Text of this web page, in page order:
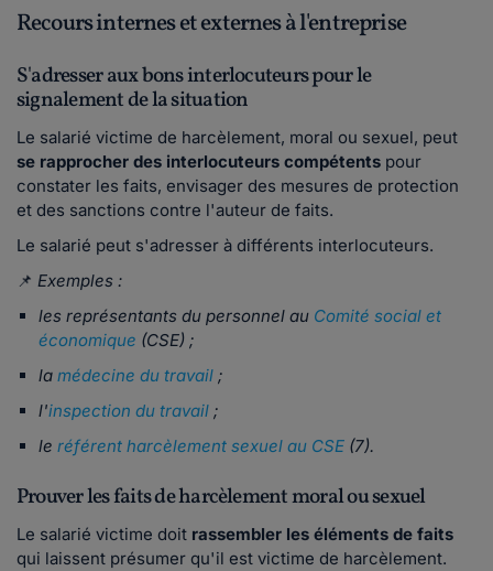
Recours internes et externes à l'entreprise
S'adresser aux bons interlocuteurs pour le
signalement de la situation
Le salarié victime de harcèlement, moral ou sexuel, peut
se rapprocher des interlocuteurs compétents pour
constater les faits, envisager des mesures de protection
et des sanctions contre l'auteur de faits.
Le salarié peut s'adresser à différents interlocuteurs.
📌 Exemples :
les représentants du personnel au Comité social et
économique (CSE) ;
la médecine du travail ;
l'inspection du travail ;
le référent harcèlement sexuel au CSE (7).
Prouver les faits de harcèlement moral ou sexuel
Le salarié victime doit rassembler les éléments de faits
qui laissent présumer qu'il est victime de harcèlement.